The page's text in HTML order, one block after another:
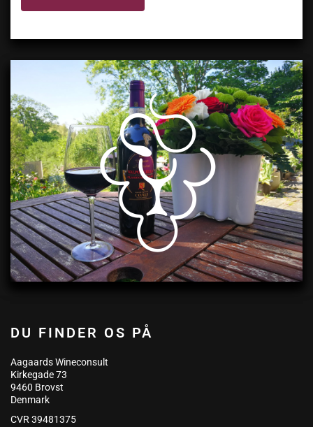
DU FINDER OS PÅ
Aagaards Wineconsult
Kirkegade 73
9460 Brovst
Denmark
CVR 39481375